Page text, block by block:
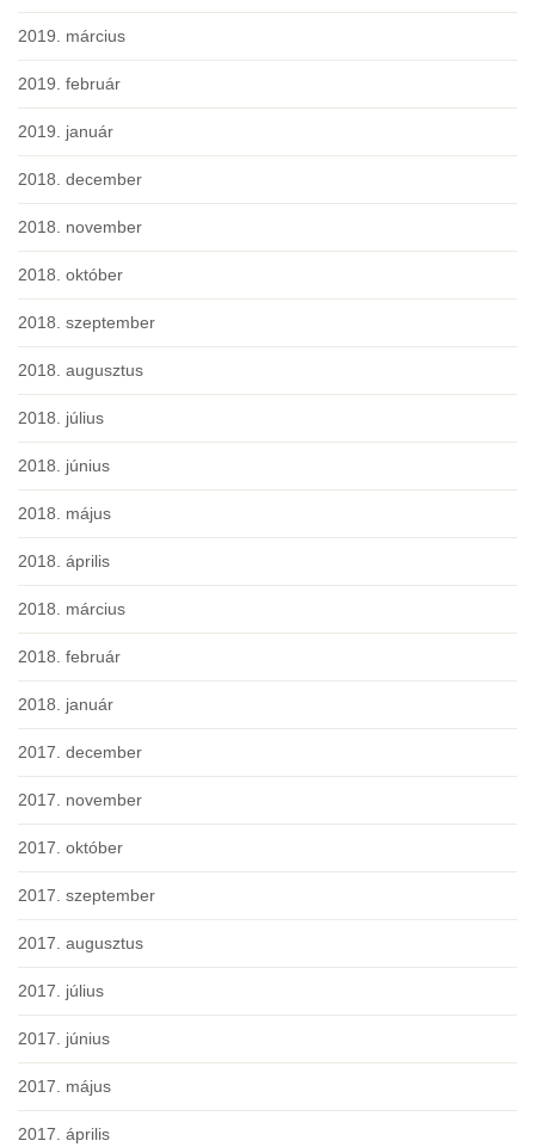
2019. március
2019. február
2019. január
2018. december
2018. november
2018. október
2018. szeptember
2018. augusztus
2018. július
2018. június
2018. május
2018. április
2018. március
2018. február
2018. január
2017. december
2017. november
2017. október
2017. szeptember
2017. augusztus
2017. július
2017. június
2017. május
2017. április